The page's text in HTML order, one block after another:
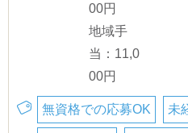
00円
地域手
当：11,0
00円
無資格での応募OK 未